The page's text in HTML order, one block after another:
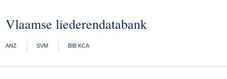
Vlaamse liederendatabank
ANZ SVM BIB KCA